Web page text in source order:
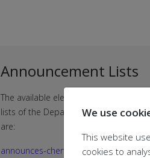
Announcement Lists
The available electronic announcement
lists of the Department of Chemistry
are:
announces-chemistry@g.upatras.gr
We use
This website
cookies to